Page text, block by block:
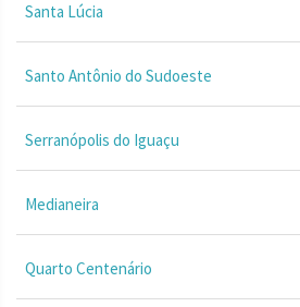
Santa Lúcia
Santo Antônio do Sudoeste
Serranópolis do Iguaçu
Medianeira
Quarto Centenário